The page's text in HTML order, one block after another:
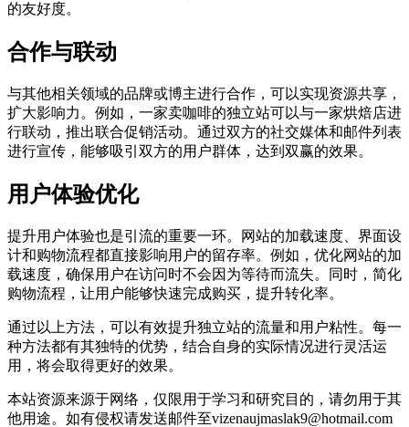
的友好度。
合作与联动
与其他相关领域的品牌或博主进行合作，可以实现资源共享，
扩大影响力。例如，一家卖咖啡的独立站可以与一家烘焙店进
行联动，推出联合促销活动。通过双方的社交媒体和邮件列表
进行宣传，能够吸引双方的用户群体，达到双赢的效果。
用户体验优化
提升用户体验也是引流的重要一环。网站的加载速度、界面设
计和购物流程都直接影响用户的留存率。例如，优化网站的加
载速度，确保用户在访问时不会因为等待而流失。同时，简化
购物流程，让用户能够快速完成购买，提升转化率。
通过以上方法，可以有效提升独立站的流量和用户粘性。每一
种方法都有其独特的优势，结合自身的实际情况进行灵活运
用，将会取得更好的效果。
本站资源来源于网络，仅限用于学习和研究目的，请勿用于其
他用途。如有侵权请发送邮件至vizenaujmaslak9@hotmail.com